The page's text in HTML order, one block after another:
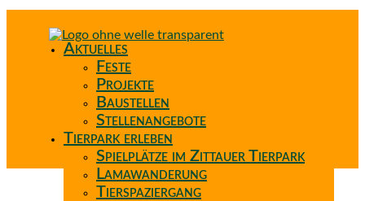
Aktuelles
Feste
Projekte
Baustellen
Stellenangebote
Tierpark erleben
Spielplätze im Zittauer Tierpark
Lamawanderung
Tierspaziergang